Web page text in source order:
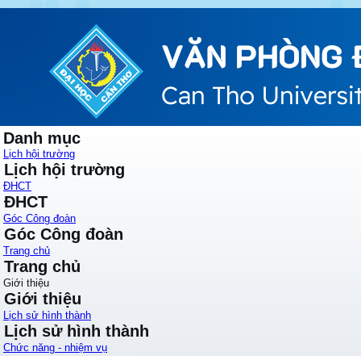
Danh mục
Lịch hội trường
Lịch hội trường
ĐHCT
ĐHCT
Góc Công đoàn
Góc Công đoàn
Trang chủ
Trang chủ
Giới thiệu
Giới thiệu
Lịch sử hình thành
Lịch sử hình thành
Chức năng - nhiệm vụ